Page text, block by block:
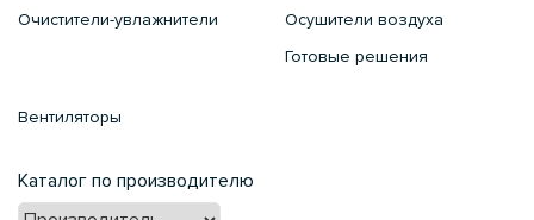
Очистители-увлажнители
Осушители воздуха
Готовые решения
Вентиляторы
Каталог по производителю